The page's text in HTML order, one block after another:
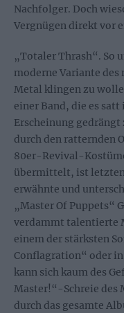
Nachfolger. Doch
Vergnügen direkt vor
„Totaler Thrash“. So
moderne Variante
Metal klingen zu
einer Band, die es
Erscheinung gedrängt
durch den ratternden
80er-Revival-
übermittelt, ist
erwähnte und
„Master Of Puppets“
verdammt talentierte
einem der stärksten
Conflagration“ oder
kann sich kaum des
Master!“-Schreie des
durch das gesamte